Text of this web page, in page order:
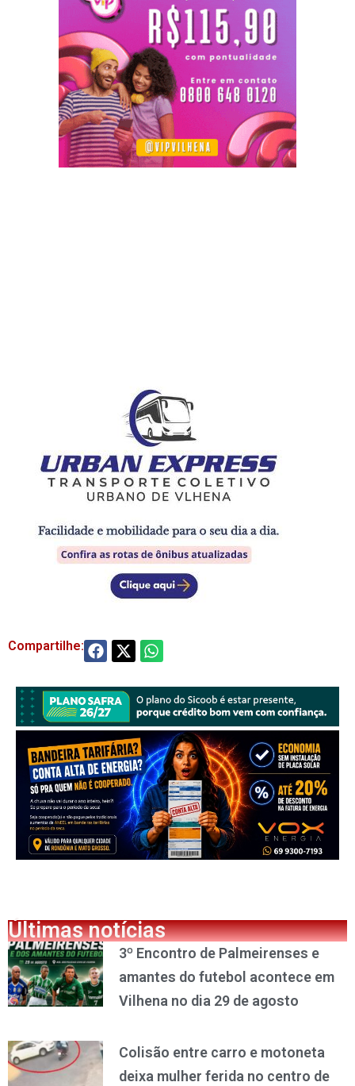
Compartilhe:
Últimas notícias
3º Encontro de Palmeirenses e
amantes do futebol acontece em
Vilhena no dia 29 de agosto
Colisão entre carro e motoneta
deixa mulher ferida no centro de